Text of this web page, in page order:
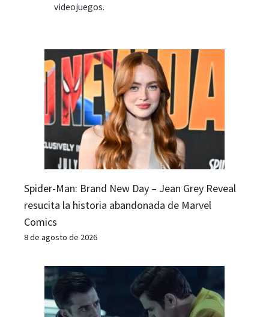
videojuegos.
Spider-Man: Brand New Day – Jean Grey Reveal
resucita la historia abandonada de Marvel
Comics
8 de agosto de 2026